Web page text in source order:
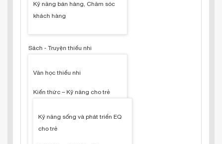
Kỹ năng bán hàng, Chăm sóc
khách hàng
Sách - Truyện thiếu nhi
Văn học thiếu nhi
Kiến thức – Kỹ năng cho trẻ
Kỹ năng sống và phát triển EQ
cho trẻ